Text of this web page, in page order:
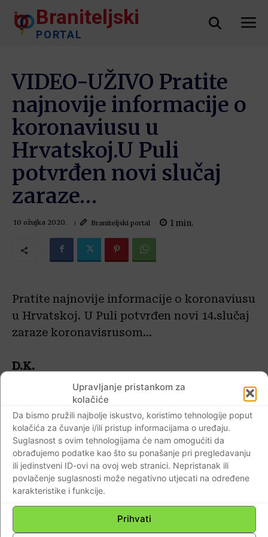
Upravljanje pristankom za
kolačiće
Da bismo pružili najbolje iskustvo, koristimo tehnologije poput
kolačića za čuvanje i/ili pristup informacijama o uređaju.
Suglasnost s ovim tehnologijama će nam omogućiti da
obrađujemo podatke kao što su ponašanje pri pregledavanju
ili jedinstveni ID-ovi na ovoj web stranici. Nepristanak ili
povlačenje suglasnosti može negativno utjecati na određene
karakteristike i funkcije.
Prihvati
Braniteljski
PORTAL
VIDEO-UŽIVO Pratite
najnovije informacije o
koronaviusu u
Hrvatskoj.U Puli
potvrđen novi slučaj
zaraze…
10 ožujka 2020. Braniteljski portal 1 min.
Pratite najnovije informacije o koronaviusu
u Hrvatskoj. U Puli potvrđen novi 14.slučaj
zaraze koronavisrusom…
D.K.
Najnovije
Vitez Generacije slobode
podigao barjak na
Kninskoj tvrđavi